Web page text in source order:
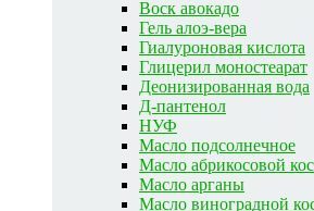
Воск авокадо
Гель алоэ-вера
Гиалуроновая кислота
Глицерил моностеарат
Деонизированная вода
Д-пантенол
НУФ
Масло подсолнечное
Масло абрикосовой
Масло арганы
Масло виноградной